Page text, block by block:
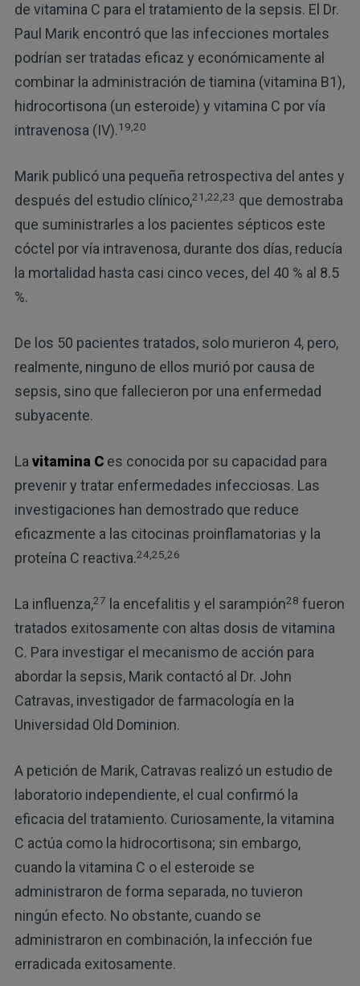
de vitamina C para el tratamiento de la sepsis. El Dr.
Paul Marik encontró que las infecciones mortales
podrían ser tratadas eficaz y económicamente al
combinar la administración de tiamina (vitamina B1),
hidrocortisona (un esteroide) y vitamina C por vía
intravenosa (IV).19,20
Marik publicó una pequeña retrospectiva del antes y
después del estudio clínico,21,22,23 que demostraba
que suministrarles a los pacientes sépticos este
cóctel por vía intravenosa, durante dos días, reducía
la mortalidad hasta casi cinco veces, del 40 % al 8.5
%.
De los 50 pacientes tratados, solo murieron 4, pero,
realmente, ninguno de ellos murió por causa de
sepsis, sino que fallecieron por una enfermedad
subyacente.
La vitamina Ces conocida por su capacidad para
prevenir y tratar enfermedades infecciosas. Las
investigaciones han demostrado que reduce
eficazmente a las citocinas proinflamatorias y la
proteína C reactiva.24,25,26
La influenza,27 la encefalitis y el sarampión28 fueron
tratados exitosamente con altas dosis de vitamina
C. Para investigar el mecanismo de acción para
abordar la sepsis, Marik contactó al Dr. John
Catravas, investigador de farmacología en la
Universidad Old Dominion.
A petición de Marik, Catravas realizó un estudio de
laboratorio independiente, el cual confirmó la
eficacia del tratamiento. Curiosamente, la vitamina
C actúa como la hidrocortisona; sin embargo,
cuando la vitamina C o el esteroide se
administraron de forma separada, no tuvieron
ningún efecto. No obstante, cuando se
administraron en combinación, la infección fue
erradicada exitosamente.